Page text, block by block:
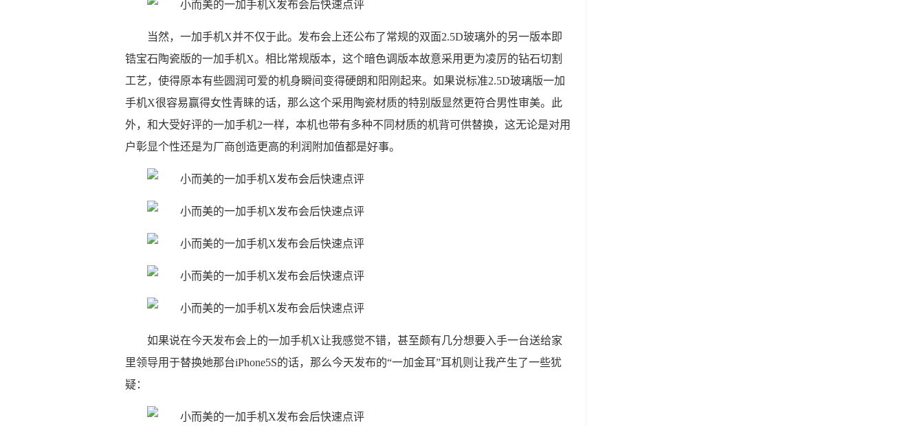
当然，一加手机X并不仅于此。发布会上还公布了常规的双面2.5D玻璃外的另一版本即
锆宝石陶瓷版的一加手机X。相比常规版本，这个暗色调版本故意采用更为凌厉的钻石切割
工艺，使得原本有些圆润可爱的机身瞬间变得硬朗和阳刚起来。如果说标准2.5D玻璃版一加
手机X很容易赢得女性青睐的话，那么这个采用陶瓷材质的特别版显然更符合男性审美。此
外，和大受好评的一加手机2一样，本机也带有多种不同材质的机背可供替换，这无论是对用
户彰显个性还是为厂商创造更高的利润附加值都是好事。
如果说在今天发布会上的一加手机X让我感觉不错，甚至颇有几分想要入手一台送给家
里领导用于替换她那台iPhone5S的话，那么今天发布的“一加金耳”耳机则让我产生了一些犹
疑：